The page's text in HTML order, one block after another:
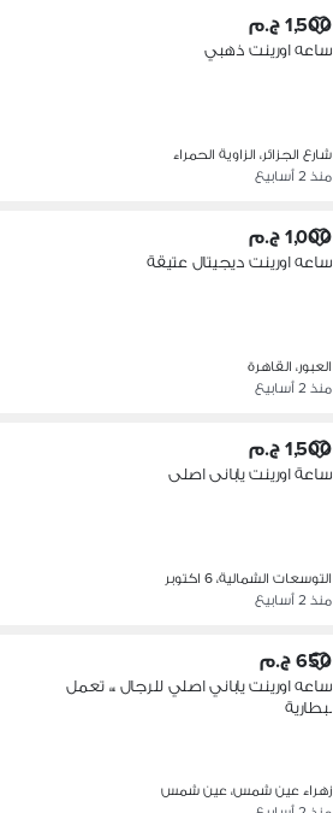
1,500 ج.م
ساعه اورينت ذهبي
شارع الجزائر، الزاوية الحمراء
منذ 2 أسابيع
1,000 ج.م
ساعه اورينت ديجيتال عتيقة
العبور، القاهرة
منذ 2 أسابيع
1,500 ج.م
ساعة اورينت يابانى اصلى
التوسعات الشمالية، 6 اكتوبر
منذ 2 أسابيع
650 ج.م
ساعه اورينت ياباني اصلي للرجال ،،، تعمل
ببطارية
زهراء عين شمس، عين شمس